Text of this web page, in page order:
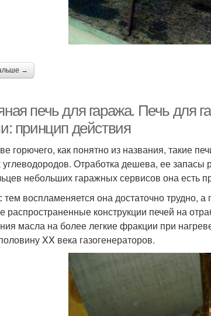
→
печь для гаража. Печь для
принцип действия
горючего, как понятно из названия, такие
Отработка дешева, ее
небольших гаражных сервисов она есть
тем воспламеняется она достаточно трудно,
распространенные конструкции печей на
масла на более легкие фракции при
XX века газогенераторов.